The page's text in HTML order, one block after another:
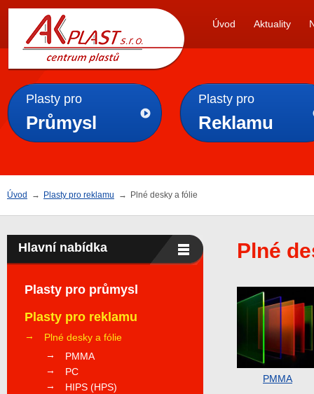
AKPLAST s.r.o.
Úvod Aktuality
Plasty pro
Průmysl
Plasty pro
Reklamu
Úvod → Plasty pro reklamu → Plné desky a fólie
Plné
PMMA
Hlavní nabídka
Plasty pro průmysl
Plasty pro reklamu
Plné desky a fólie
PMMA
PC
HIPS (HPS)